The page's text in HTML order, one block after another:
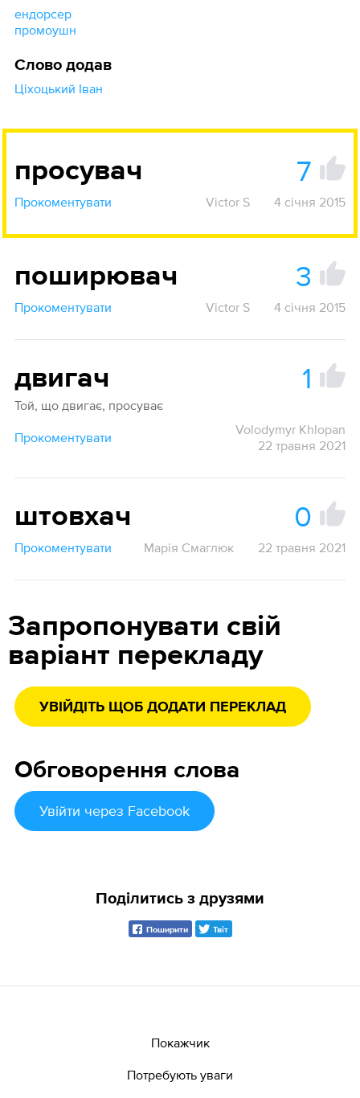
ендорсер
промоушн
Слово додав
Ціхоцький Іван
просувач 7
Прокоментувати Victor S 4 січня 2015
поширювач 3
Прокоментувати Victor S 4 січня 2015
двигач 1
Той, що двигає, просуває
Прокоментувати
Volodymyr Khlopan
22 травня 2021
штовхач 0
Прокоментувати Марія Смаглюк 22 травня 2021
Запропонувати свій
варіант перекладу
УВІЙДІТЬ ЩОБ ДОДАТИ ПЕРЕКЛАД
Обговорення слова
Увійти через Facebook
Поділитись з друзями
Поширити Твіт
Покажчик
Потребують уваги